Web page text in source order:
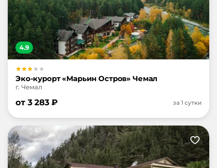
4.9
Эко-курорт «Марьин Остров» Чемал
г. Чемал
от 3 283₽ за 1 сутки